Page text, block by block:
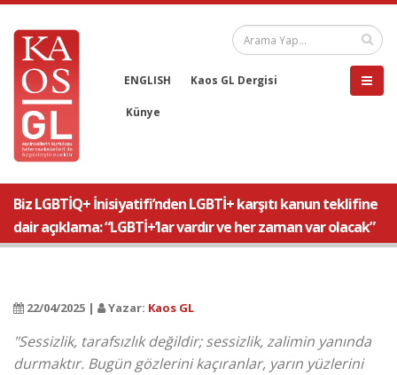
ENGLISH Kaos GL Dergisi
Künye
Biz LGBTİQ+ İnisiyatifi’nden LGBTİ+ karşıtı kanun teklifine
dair açıklama: “LGBTİ+’lar vardır ve her zaman var olacak”
22/04/2025 | Yazar: Kaos GL
"Sessizlik, tarafsızlık değildir; sessizlik, zalimin yanında
durmaktır. Bugün gözlerini kaçıranlar, yarın yüzlerini